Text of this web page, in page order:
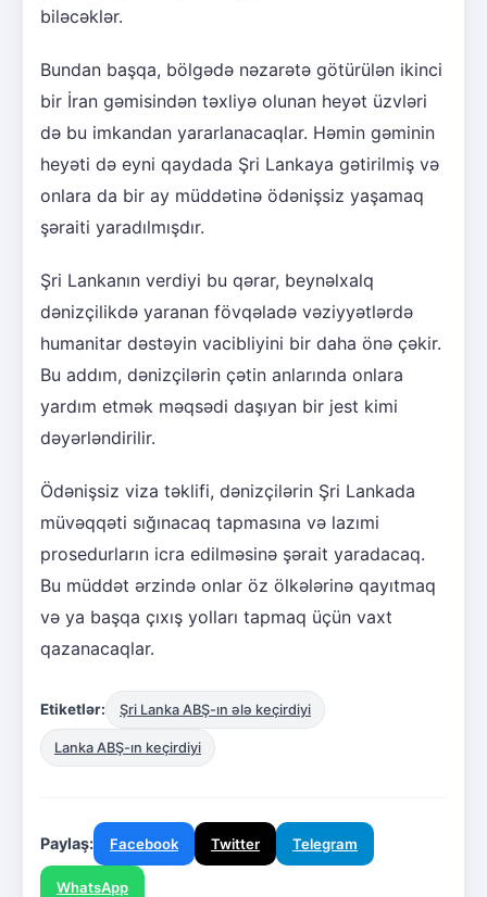
biləcəklər.
Bundan başqa, bölgədə nəzarətə götürülən ikinci
bir İran gəmisindən təxliyə olunan heyət üzvləri
də bu imkandan yararlanacaqlar. Həmin gəminin
heyəti də eyni qaydada Şri Lankaya gətirilmiş və
onlara da bir ay müddətinə ödənişsiz yaşamaq
şəraiti yaradılmışdır.
Şri Lankanın verdiyi bu qərar, beynəlxalq
dənizçilikdə yaranan fövqəladə vəziyyətlərdə
humanitar dəstəyin vacibliyini bir daha önə çəkir.
Bu addım, dənizçilərin çətin anlarında onlara
yardım etmək məqsədi daşıyan bir jest kimi
dəyərləndirilir.
Ödənişsiz viza təklifi, dənizçilərin Şri Lankada
müvəqqəti sığınacaq tapmasına və lazımi
prosedurların icra edilməsinə şərait yaradacaq.
Bu müddət ərzində onlar öz ölkələrinə qayıtmaq
və ya başqa çıxış yolları tapmaq üçün vaxt
qazanacaqlar.
Etiketlər: Şri Lanka ABŞ-ın ələ keçirdiyi
Lanka ABŞ-ın keçirdiyi
Paylaş: Facebook Twitter Telegram
WhatsApp